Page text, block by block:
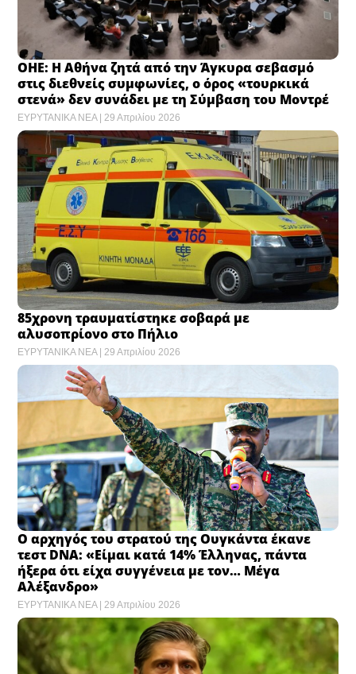
ΟΗΕ: Η Αθήνα ζητά από την Άγκυρα σεβασμό
στις διεθνείς συμφωνίες, ο όρος «τουρκικά
στενά» δεν συνάδει με τη Σύμβαση του Μοντρέ
ΕΥΡΥΤΑΝΙΚΑ ΝΕΑ 29 Απριλίου 2026
85χρονη τραυματίστηκε σοβαρά με
αλυσοπρίονο στο Πήλιο
ΕΥΡΥΤΑΝΙΚΑ ΝΕΑ 29 Απριλίου 2026
Ο αρχηγός του στρατού της Ουγκάντα έκανε
τεστ DNA: «Είμαι κατά 14% Έλληνας, πάντα
ήξερα ότι είχα συγγένεια με τον… Μέγα
Αλέξανδρο»
ΕΥΡΥΤΑΝΙΚΑ ΝΕΑ 29 Απριλίου 2026